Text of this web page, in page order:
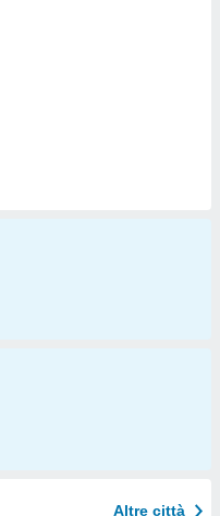
Altre città